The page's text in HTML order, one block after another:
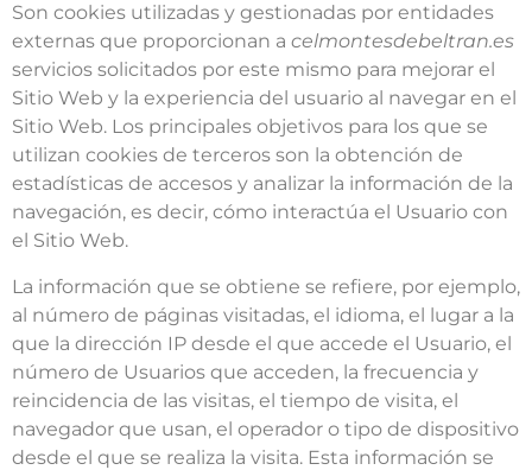
Son cookies utilizadas y gestionadas por entidades
externas que proporcionan a celmontesdebeltran.es
servicios solicitados por este mismo para mejorar el
Sitio Web y la experiencia del usuario al navegar en el
Sitio Web. Los principales objetivos para los que se
utilizan cookies de terceros son la obtención de
estadísticas de accesos y analizar la información de la
navegación, es decir, cómo interactúa el Usuario con
el Sitio Web.
La información que se obtiene se refiere, por ejemplo,
al número de páginas visitadas, el idioma, el lugar a la
que la dirección IP desde el que accede el Usuario, el
número de Usuarios que acceden, la frecuencia y
reincidencia de las visitas, el tiempo de visita, el
navegador que usan, el operador o tipo de dispositivo
desde el que se realiza la visita. Esta información se